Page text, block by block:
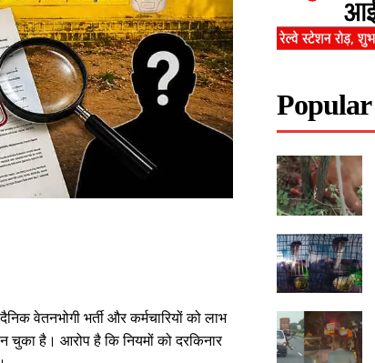
वेतनभोगी भर्ती और कर्मचारियों को लाभ
चुका है। आरोप है कि नियमों को दरकिनार
Popular